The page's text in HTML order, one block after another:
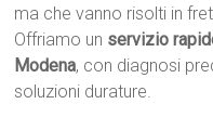
ma che vanno risolti in
Offriamo un servizio
Modena, con diagnosi
soluzioni durature.